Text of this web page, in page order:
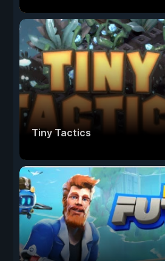
Tiny Tactics